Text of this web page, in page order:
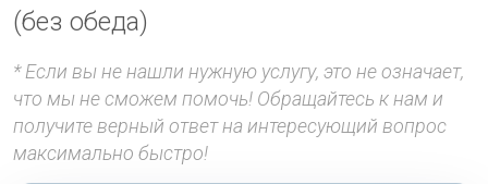
(без обеда)
* Если вы не нашли нужную услугу, это не означает,
что мы не сможем помочь! Обращайтесь к нам и
получите верный ответ на интересующий вопрос
максимально быстро!